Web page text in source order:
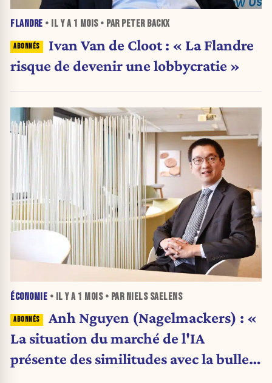
FLANDRE • IL Y A 1 MOIS• PAR PETER BACKX
Ivan Van de Cloot : « La Flandre
risque de devenir une lobbycratie »
ÉCONOMIE • IL Y A 1 MOIS• PAR NIELS SAELENS
Anh Nguyen (Nagelmackers) : «
La situation du marché de l'IA
présente des similitudes avec la bulle